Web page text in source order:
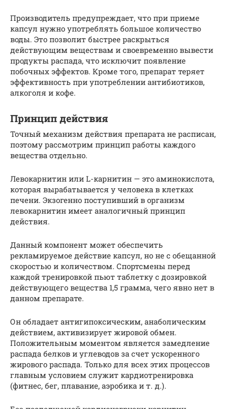
Производитель предупреждает, что при приеме
капсул нужно употреблять большое количество
воды. Это позволит быстрее раскрыться
действующим веществам и своевременно вывести
продукты распада, что исключит появление
побочных эффектов. Кроме того, препарат теряет
эффективность при употреблении антибиотиков,
алкоголя и кофе.
Принцип действия
Точный механизм действия препарата не расписан,
поэтому рассмотрим принцип работы каждого
вещества отдельно.
Левокарнитин или L-карнитин — это аминокислота,
которая вырабатывается у человека в клетках
печени. Экзогенно поступивший в организм
левокарнитин имеет аналогичный принцип
действия.
Данный компонент может обеспечить
рекламируемое действие капсул, но не с обещанной
скоростью и количеством. Спортсмены перед
каждой тренировкой пьют таблетку с дозировкой
действующего вещества 1,5 грамма, чего явно нет в
данном препарате.
Он обладает антигипоксическим, анаболическим
действием, активизирует жировой обмен.
Положительным моментом является замедление
распада белков и углеводов за счет ускоренного
жирового распада. Только для всех этих процессов
главным условием служит кардиотренировка
(фитнес, бег, плавание, аэробика и т. д.).